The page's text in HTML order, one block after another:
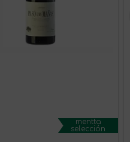
mentta
selección